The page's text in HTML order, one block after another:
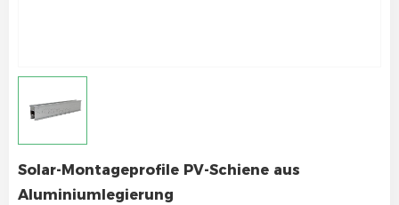
Solar-Montageprofile PV-Schiene aus
Aluminiumlegierung